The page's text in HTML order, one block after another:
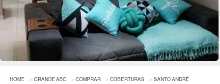
HOME GRANDE ABC COMPRAR COBERTURAS
SANTO ANDRÉ